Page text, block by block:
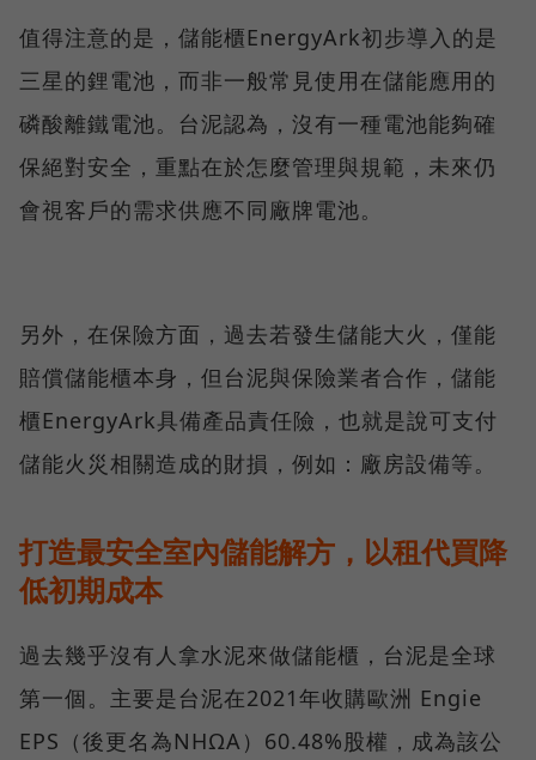
值得注意的是，儲能櫃EnergyArk初步導入的是
三星的鋰電池，而非一般常見使用在儲能應用的
磷酸離鐵電池。台泥認為，沒有一種電池能夠確
保絕對安全，重點在於怎麼管理與規範，未來仍
會視客戶的需求供應不同廠牌電池。
另外，在保險方面，過去若發生儲能大火，僅能
賠償儲能櫃本身，但台泥與保險業者合作，儲能
櫃EnergyArk具備產品責任險，也就是說可支付
儲能火災相關造成的財損，例如：廠房設備等。
打造最安全室內儲能解方，以租代買降
低初期成本
過去幾乎沒有人拿水泥來做儲能櫃，台泥是全球
第一個。主要是台泥在2021年收購歐洲 Engie
EPS（後更名為NHΩA）60.48%股權，成為該公